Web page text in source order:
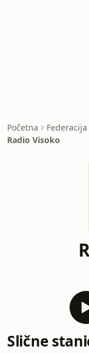
Početna
Radio Visoko
Slične